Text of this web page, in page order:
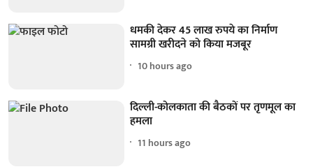
धमकी देकर 45 लाख रुपये का निर्माण
सामग्री खरीदने को किया मजबूर
10 hours ago
दिल्ली-कोलकाता की बैठकों पर तृणमूल का
हमला
11 hours ago